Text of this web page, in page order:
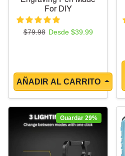
For DIY
Precio regular
$79.98 Precio de oferta
Desde $39.99
AÑADIR AL CARRITO
Guardar 29%